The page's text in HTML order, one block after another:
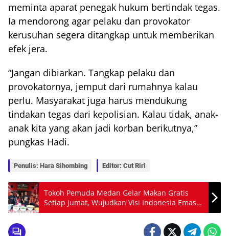
meminta aparat penegak hukum bertindak tegas.
Ia mendorong agar pelaku dan provokator
kerusuhan segera ditangkap untuk memberikan
efek jera.
“Jangan dibiarkan. Tangkap pelaku dan
provokatornya, jemput dari rumahnya kalau
perlu. Masyarakat juga harus mendukung
tindakan tegas dari kepolisian. Kalau tidak, anak-
anak kita yang akan jadi korban berikutnya,”
pungkas Hadi.
Penulis: Hara Sihombing Editor: Cut Riri
Tokoh Pemuda Medan Gelar Makan Gratis
Setiap Jumat, Wujudkan Visi Indonesia Emas
2045